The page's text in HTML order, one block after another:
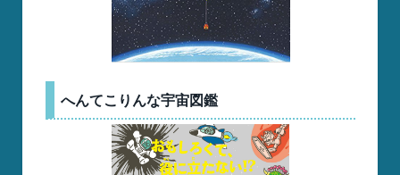
へんてこりんな宇宙図鑑